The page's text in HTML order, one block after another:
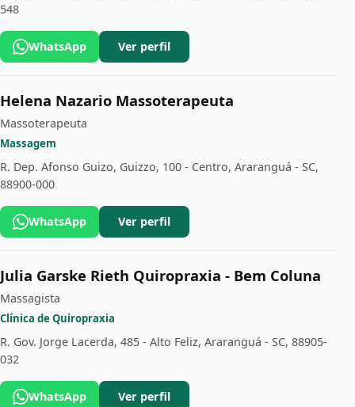
548
WhatsApp Ver perfil
Helena Nazario Massoterapeuta
Massoterapeuta
Massagem
R. Dep. Afonso Guizo, Guizzo, 100 - Centro, Araranguá - SC,
88900-000
WhatsApp Ver perfil
Julia Garske Rieth Quiropraxia - Bem Coluna
Massagista
Clínica de Quiropraxia
R. Gov. Jorge Lacerda, 485 - Alto Feliz, Araranguá - SC, 88905-
032
WhatsApp Ver perfil